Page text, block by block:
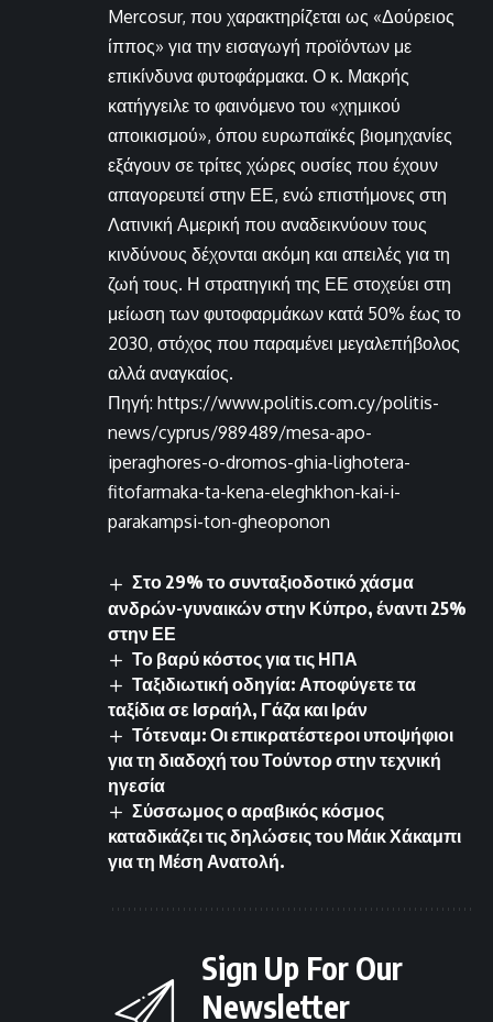
Mercosur, που χαρακτηρίζεται ως «Δούρειος
ίππος» για την εισαγωγή προϊόντων με
επικίνδυνα φυτοφάρμακα. Ο κ. Μακρής
κατήγγειλε το φαινόμενο του «χημικού
αποικισμού», όπου ευρωπαϊκές βιομηχανίες
εξάγουν σε τρίτες χώρες ουσίες που έχουν
απαγορευτεί στην ΕΕ, ενώ επιστήμονες στη
Λατινική Αμερική που αναδεικνύουν τους
κινδύνους δέχονται ακόμη και απειλές για τη
ζωή τους. Η στρατηγική της ΕΕ στοχεύει στη
μείωση των φυτοφαρμάκων κατά 50% έως το
2030, στόχος που παραμένει μεγαλεπήβολος
αλλά αναγκαίος.
Πηγή: https://www.politis.com.cy/politis-
news/cyprus/989489/mesa-apo-
iperaghores-o-dromos-ghia-lighotera-
fitofarmaka-ta-kena-eleghkhon-kai-i-
parakampsi-ton-gheoponon
Στο 29% το συνταξιοδοτικό χάσμα
ανδρών-γυναικών στην Κύπρο, έναντι 25%
στην ΕΕ
Το βαρύ κόστος για τις ΗΠΑ
Ταξιδιωτική οδηγία: Αποφύγετε τα
ταξίδια σε Ισραήλ, Γάζα και Ιράν
Τότεναμ: Οι επικρατέστεροι υποψήφιοι
για τη διαδοχή του Τούντορ στην τεχνική
ηγεσία
Σύσσωμος ο αραβικός κόσμος
καταδικάζει τις δηλώσεις του Μάικ Χάκαμπι
για τη Μέση Ανατολή.
Sign Up For Our
Newsletter